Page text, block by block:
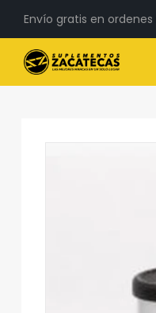
Envío gratis en ordenes